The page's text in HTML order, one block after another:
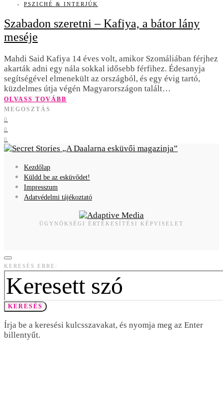
PSZICHÉ & INTERJÚK
Szabadon szeretni – Kafiya, a bátor lány
meséje
Mahdi Said Kafiya 14 éves volt, amikor Szomáliában férjhez
akarták adni egy nála sokkal idősebb férfihez. Édesanyja
segítségével elmenekült az országból, és egy évig tartó,
küzdelmes útja végén Magyarországon talált…
OLVASS TOVÁBB
MEGOSZTÁS
0
0
0
A Daalarna esküvői magazinja
Kezdőlap
Küldd be az esküvődet!
Impresszum
Adatvédelmi tájékoztató
ÜGYNÖKSÉGI ÉRTÉKESÍTÉSI KÉPVISELET
KERESÉS ERRE:
KERESÉS
Írja be a keresési kulcsszavakat, és nyomja meg az Enter
billentyűt.